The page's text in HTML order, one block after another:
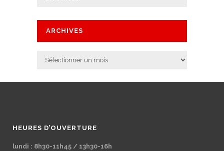
ARCHIVES
Archives
HEURES D’OUVERTURE
lundi : 8h30-11h45 / 13h30-16h